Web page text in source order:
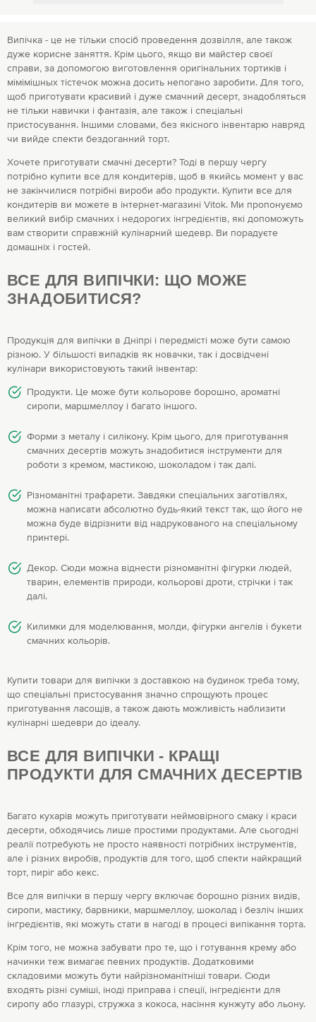
Випічка - це не тільки спосіб проведення дозвілля, але також
дуже корисне заняття. Крім цього, якщо ви майстер своєї
справи, за допомогою виготовлення оригінальних тортиків і
мімімішных тістечок можна досить непогано заробити. Для того,
щоб приготувати красивий і дуже смачний десерт, знадобляться
не тільки навички і фантазія, але також і спеціальні
пристосування. Іншими словами, без якісного інвентарю навряд
чи вийде спекти бездоганний торт.
Хочете приготувати смачні десерти? Тоді в першу чергу
потрібно купити все для кондитерів, щоб в якийсь момент у вас
не закінчилися потрібні вироби або продукти. Купити все для
кондитерів ви можете в інтернет-магазині Vitok. Ми пропонуємо
великий вибір смачних і недорогих інгредієнтів, які допоможуть
вам створити справжній кулінарний шедевр. Ви порадуєте
домашніх і гостей.
ВСЕ ДЛЯ ВИПІЧКИ: ЩО МОЖЕ
ЗНАДОБИТИСЯ?
Продукція для випічки в Дніпрі і передмісті може бути самою
різною. У більшості випадків як новачки, так і досвідчені
кулінари використовують такий інвентар:
Продукти. Це може бути кольорове борошно, ароматні
сиропи, маршмеллоу і багато іншого.
Форми з металу і силікону. Крім цього, для приготування
смачних десертів можуть знадобитися інструменти для
роботи з кремом, мастикою, шоколадом і так далі.
Різноманітні трафарети. Завдяки спеціальних заготівлях,
можна написати абсолютно будь-який текст так, що його не
можна буде відрізнити від надрукованого на спеціальному
принтері.
Декор. Сюди можна віднести різноманітні фігурки людей,
тварин, елементів природи, кольорові дроти, стрічки і так
далі.
Килимки для моделювання, молди, фігурки ангелів і букети
смачних кольорів.
Купити товари для випічки з доставкою на будинок треба тому,
що спеціальні пристосування значно спрощують процес
приготування ласощів, а також дають можливість наблизити
кулінарні шедеври до ідеалу.
ВСЕ ДЛЯ ВИПІЧКИ - КРАЩІ
ПРОДУКТИ ДЛЯ СМАЧНИХ ДЕСЕРТІВ
Багато кухарів можуть приготувати неймовірного смаку і краси
десерти, обходячись лише простими продуктами. Але сьогодні
реалії потребують не просто наявності потрібних інструментів,
але і різних виробів, продуктів для того, щоб спекти найкращий
торт, пиріг або кекс.
Все для випічки в першу чергу включає борошно різних видів,
сиропи, мастику, барвники, маршмеллоу, шоколад і безліч інших
інгредієнтів, які можуть стати в нагоді в процесі випікання торта.
Крім того, не можна забувати про те, що і готування крему або
начинки теж вимагає певних продуктів. Додатковими
складовими можуть бути найрізноманітніші товари. Сюди
входять різні суміші, іноді приправа і спеції, інгредієнти для
сиропу або глазурі, стружка з кокоса, насіння кунжуту або льону.